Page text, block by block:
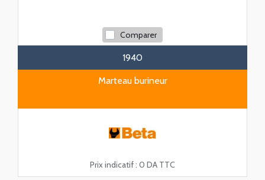
Comparer
1940
Marteau burineur
Prix indicatif : 0 DA TTC